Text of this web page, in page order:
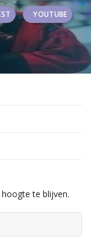
YOUTUBE
te blijven.